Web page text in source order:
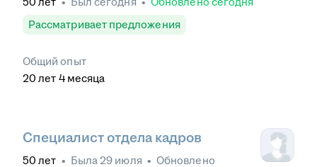
Рассматривает предложения
Общий опыт
20 лет 4 месяца
Специалист отдела кадров
50 лет • Была 29 июля • Обновлено